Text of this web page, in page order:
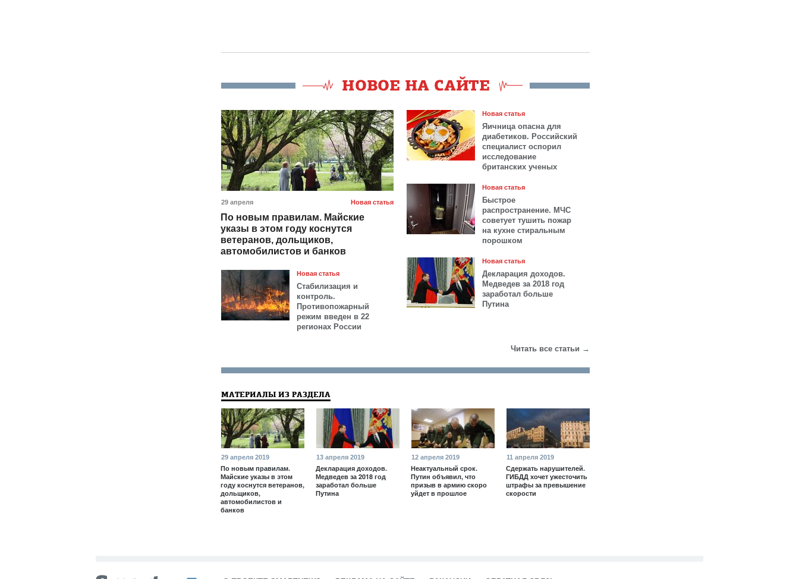
Новая статья
29 апреля
По новым правилам. Майские
указы в этом году коснутся
ветеранов, дольщиков,
автомобилистов и банков
Новая статья
Стабилизация и
контроль.
Противопожарный
режим введен в 22
регионах России
Новая статья
Яичница опасна для
диабетиков. Российский
специалист оспорил
исследование
британских ученых
Новая статья
Быстрое
распространение. МЧС
советует тушить пожар
на кухне стиральным
порошком
Новая статья
Декларация доходов.
Медведев за 2018 год
заработал больше
Путина
Читать все статьи →
МАТЕРИАЛЫ ИЗ РАЗДЕЛА
29 апреля 2019
По новым правилам.
Майские указы в этом
году коснутся ветеранов,
дольщиков,
автомобилистов и
банков
13 апреля 2019
Декларация доходов.
Медведев за 2018 год
заработал больше
Путина
12 апреля 2019
Неактуальный срок.
Путин объявил, что
призыв в армию скоро
уйдет в прошлое
11 апреля 2019
Сдержать нарушителей.
ГИБДД хочет ужесточить
штрафы за превышение
скорости